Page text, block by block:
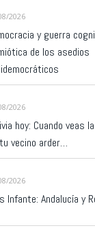
2026
y guerra
de los asedios
2026
hoy: Cuando veas
vecino arder…
2026
Infante: Andalucía y